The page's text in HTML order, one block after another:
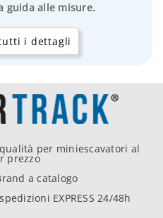
guida alle misure.
i dettagli
per miniescavatori al
prezzo
a catalogo
EXPRESS 24/48h